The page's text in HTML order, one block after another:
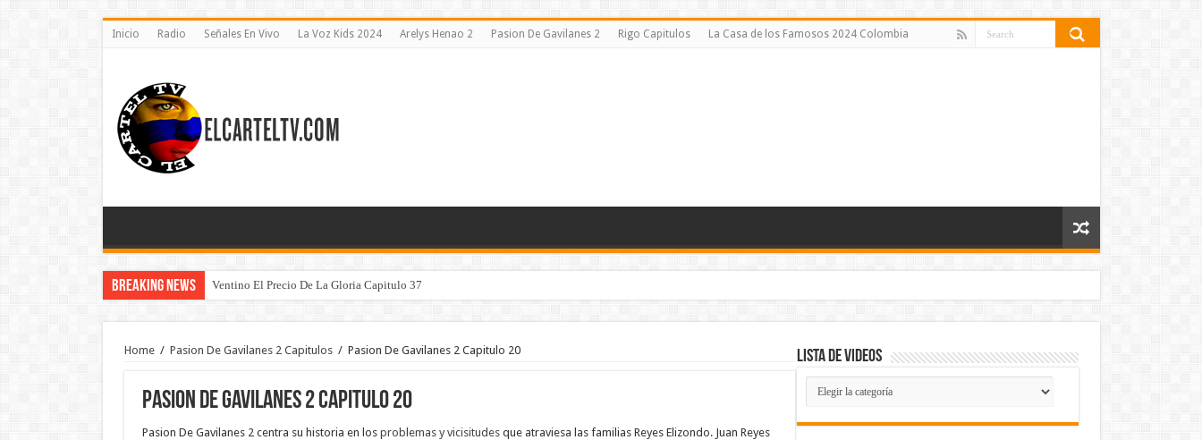
Inicio Radio Señales En Vivo La Voz Kids 2024 Arelys Henao 2 Pasion De Gavilanes 2 Rigo Capitulos La Casa de los Famosos 2024 Colombia
Breaking News Ventino El Precio De La Gloria Capitulo 37
Home / Pasion De Gavilanes 2 Capitulos / Pasion De Gavilanes 2 Capitulo 20
Pasion De Gavilanes 2 Capitulo 20
Pasion De Gavilanes 2 centra su historia en los problemas y vicisitudesque atraviesa las familias Reyes Elizondo. Juan Reyes
Lista de Videos
Lista
de
Videos